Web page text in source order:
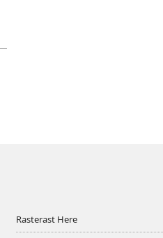
Rasterast Here